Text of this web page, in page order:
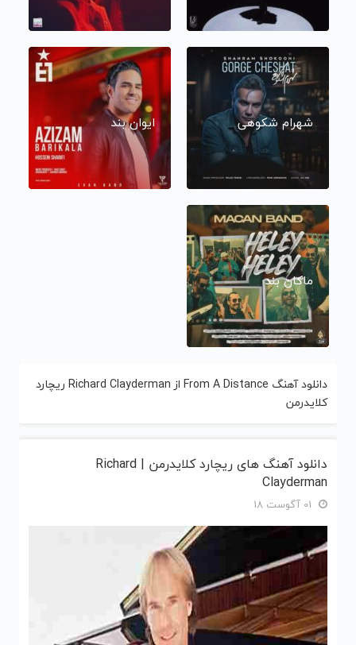
شهرام شکوهی ایوان بند
ماکان بند
دانلود آهنگ From A Distance از Richard Clayderman ریچارد
کلایدرمن
دانلود آهنگ های ریچارد کلایدرمن | Richard
Clayderman